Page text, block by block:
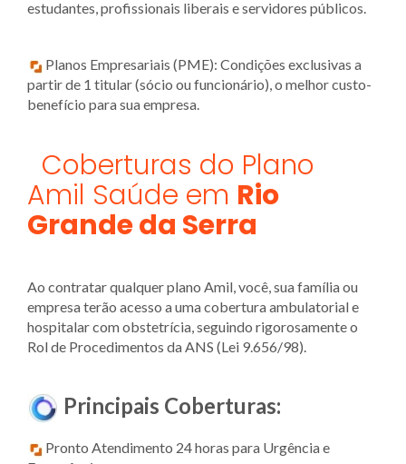
estudantes, profissionais liberais e servidores públicos.
Planos Empresariais (PME): Condições exclusivas a
partir de 1 titular (sócio ou funcionário), o melhor custo-
benefício para sua empresa.
Coberturas do Plano
Amil Saúde em Rio
Grande da Serra
Ao contratar qualquer plano Amil, você, sua família ou
empresa terão acesso a uma cobertura ambulatorial e
hospitalar com obstetrícia, seguindo rigorosamente o
Rol de Procedimentos da ANS (Lei 9.656/98).
Principais Coberturas:
Pronto Atendimento 24 horas para Urgência e